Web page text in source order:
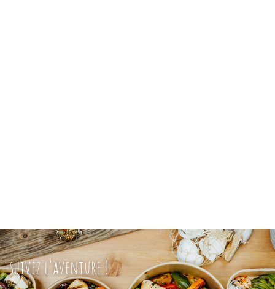
suivez l'aventure !